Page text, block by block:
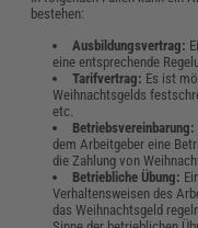
bestehen:
Ausbildungsvertrag:
eine entsprechende
Tarifvertrag: Es ist
Weihnachtsgelds
etc.
Betriebsvereinbarung:
dem Arbeitgeber eine
die Zahlung von
Betriebliche Übung:
Verhaltensweisen des
das Weihnachtsgeld